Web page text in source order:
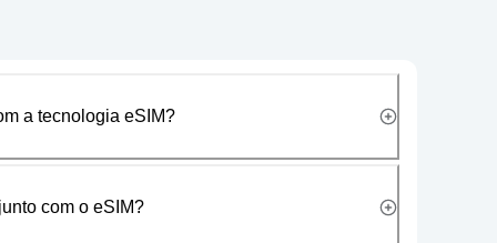
a tecnologia eSIM?
com o eSIM?